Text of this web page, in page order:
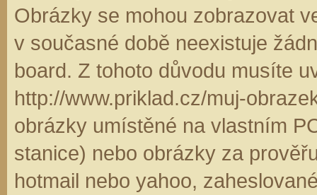
Obrázky se mohou zobrazovat
v současné době neexistuje
board. Z tohoto důvodu musíte
http://www.priklad.cz/muj-
obrázky umístěné na vlastním
stanice) nebo obrázky za
hotmail nebo yahoo,